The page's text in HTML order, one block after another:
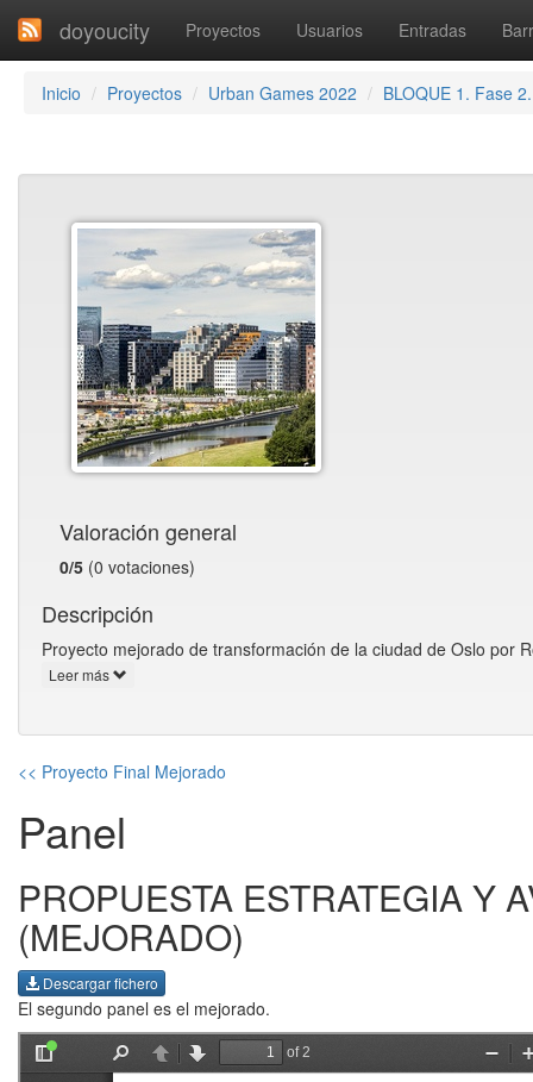
doyoucity Proyectos Usuarios Entradas
Inicio Proyectos Urban Games 2022 BLOQUE 1. Fase
Valoración general
0/5 (0 votaciones)
Descripción
Proyecto mejorado de transformación de la ciudad de Oslo por
Leer más
<< Proyecto Final Mejorado
Panel
PROPUESTA ESTRATEGIA Y
(MEJORADO)
Descargar fichero
El segundo panel es el mejorado.